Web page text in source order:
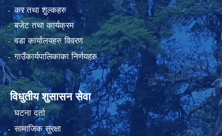
कर तथा शुल्कहरु
बजेट तथा कार्यक्रम
वडा कार्यालयहरु विवरण
गाउँकार्यपालिकाका निर्णयहरु
विधुतीय शुसासन सेवा
घटना दर्ता
सामाजिक सुरक्षा